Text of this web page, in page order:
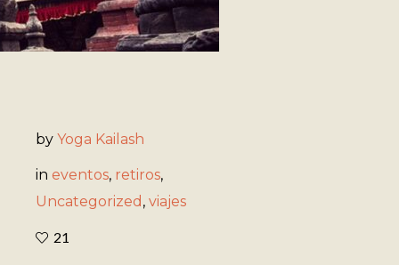
by Yoga Kailash
in eventos, retiros,
Uncategorized , viajes
21